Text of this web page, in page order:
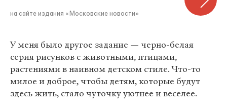
на сайте издания «Московские новости»
У меня было другое задание — черно-белая
серия рисунков с животными, птицами,
растениями в наивном детском стиле. Что-то
милое и доброе, чтобы детям, которые будут
здесь жить, стало чуточку уютнее и веселее.